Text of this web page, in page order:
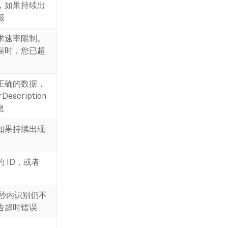
如果持续出
率限制。
时，您已超
确的数据，
果持续出现
ID，或者
内识别仍不
超时错误